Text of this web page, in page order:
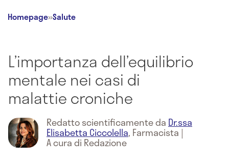
Homepage»Salute
L’importanza dell’equilibrio
mentale nei casi di
malattie croniche
Redatto scientificamente da Dr.ssa
Elisabetta Ciccolella, Farmacista |
A cura di Redazione